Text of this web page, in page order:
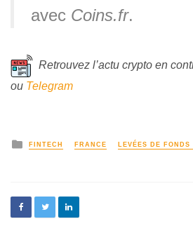
avec Coins.fr.
Retrouvez l’actu crypto en
ou Telegram
FINTECH FRANCE LEVÉES DE